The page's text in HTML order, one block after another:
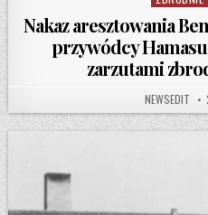
Nakaz aresztowania
przywódcy
zarzutami
AUTHOR:
NEWSEDIT